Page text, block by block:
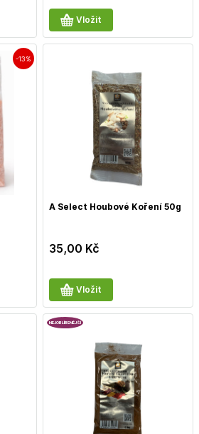
Vložit
-13%
A Select Houbové Koření 50g
35,00 Kč
Vložit
NEJOBLÍBENĚJŠÍ